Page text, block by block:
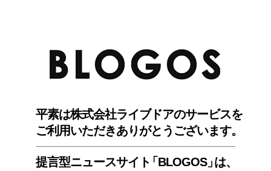
平素は株式会社ライブドアのサービスを
ご利用いただきありがとうございます。
提言型ニュースサイ ト「BLOGOS」は、